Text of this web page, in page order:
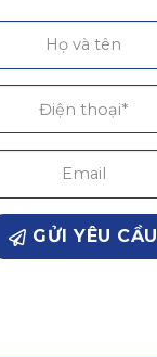
GỬI YÊU CẦU